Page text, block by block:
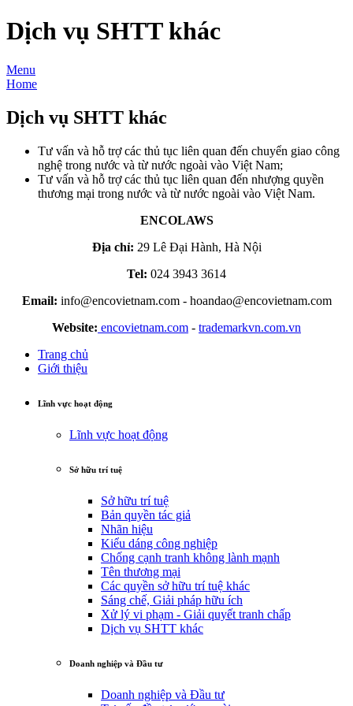
Dịch vụ SHTT khác
Menu
Home
Dịch vụ SHTT khác
Tư vấn và hỗ trợ các thủ tục liên quan đến chuyển giao công
nghệ trong nước và từ nước ngoài vào Việt Nam;
Tư vấn và hỗ trợ các thủ tục liên quan đến nhượng quyền
thương mại trong nước và từ nước ngoài vào Việt Nam.
ENCOLAWS
Địa chỉ: 29 Lê Đại Hành, Hà Nội
Tel: 024 3943 3614
Email: info@encovietnam.com- hoandao@encovietnam.com
Website: encovietnam.com - trademarkvn.com.vn
Trang chủ
Giới thiệu
Lĩnh vực hoạt động
Lĩnh vực hoạt động
Sở hữu trí tuệ
Sở hữu trí tuệ
Bản quyền tác giả
Nhãn hiệu
Kiểu dáng công nghiệp
Chống cạnh tranh không lành mạnh
Tên thương mại
Các quyền sở hữu trí tuệ khác
Sáng chế, Giải pháp hữu ích
Xử lý vi phạm - Giải quyết tranh chấp
Dịch vụ SHTT khác
Doanh nghiệp và Đầu tư
Doanh nghiệp và Đầu tư